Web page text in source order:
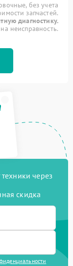
без учета
запчастей.
диагностику.
неисправность.
через
скидка